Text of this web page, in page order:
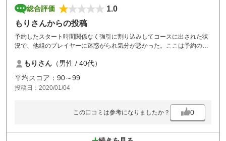
総合評価
1.0
もりさんからの投稿
予約したスタート時間関係なく強引に割り込みしてコースに出された状
況で、他組のプレイヤーに迷惑がられ気分が悪かった。ここは予約の事
もりさん （男性 / 40代）
平均スコア：90～99
投稿日：2020/01/04
この口コミは参考になりましたか？ 0